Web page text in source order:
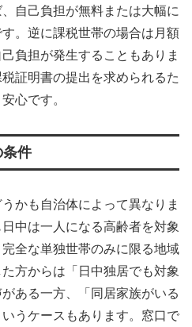
自己負担が無料または大幅に
。逆に課税世帯の場合は月額
負担が発生することもありま
証明書の提出を求められるた
心です。
件
かも自治体によって異なりま
中は一人になる高齢者を対象
全な単独世帯のみに限る地域
方からは「日中独居でも対象
ある一方、「同居家族がいる
うケースもあります。窓口で